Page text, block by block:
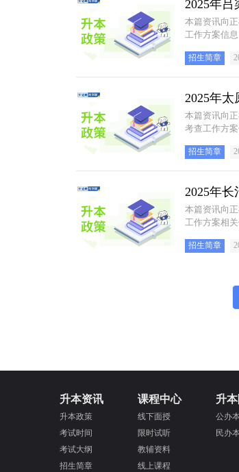
2025年
本篇资讯向
工作方案信
招生简章
2025年
本篇资讯向
考查工作方
招生简章
2025年
本篇资讯向
工作方案相
招生简章
升本资讯
升本政策
考试时间
考试大纲
招生简章
课程中心
线下面授
限时试听
教辅资料
线上课程
升
公办
民办